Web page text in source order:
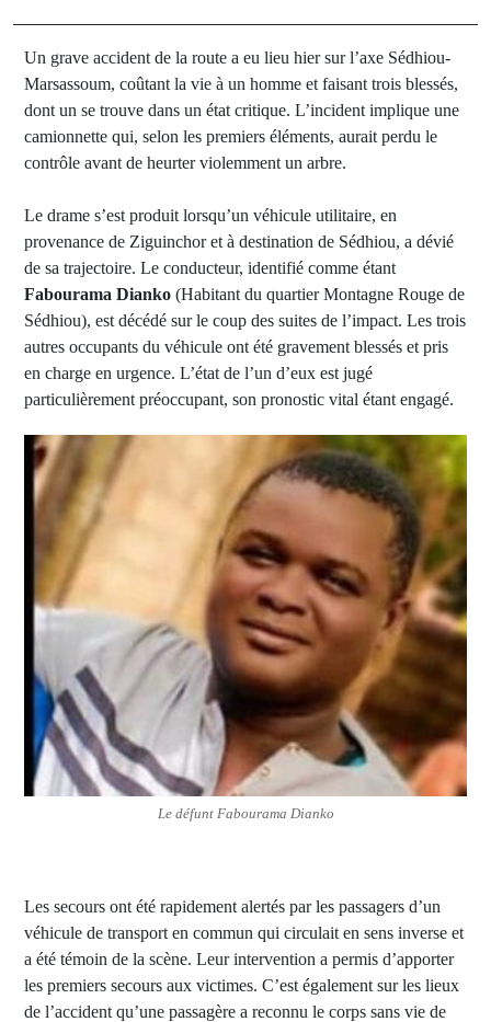
Un grave accident de la route a eu lieu hier sur l’axe Sédhiou-
Marsassoum, coûtant la vie à un homme et faisant trois blessés,
dont un se trouve dans un état critique. L’incident implique une
camionnette qui, selon les premiers éléments, aurait perdu le
contrôle avant de heurter violemment un arbre.
Le drame s’est produit lorsqu’un véhicule utilitaire, en
provenance de Ziguinchor et à destination de Sédhiou, a dévié
de sa trajectoire. Le conducteur, identifié comme étant
Fabourama Dianko (Habitant du quartier Montagne Rouge de
Sédhiou), est décédé sur le coup des suites de l’impact. Les trois
autres occupants du véhicule ont été gravement blessés et pris
en charge en urgence. L’état de l’un d’eux est jugé
particulièrement préoccupant, son pronostic vital étant engagé.
Le défunt Fabourama Dianko
Les secours ont été rapidement alertés par les passagers d’un
véhicule de transport en commun qui circulait en sens inverse et
a été témoin de la scène. Leur intervention a permis d’apporter
les premiers secours aux victimes. C’est également sur les lieux
de l’accident qu’une passagère a reconnu le corps sans vie de